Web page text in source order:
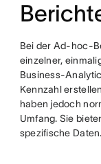
Bei der Ad-hoc-
einzelner,
Business-
Kennzahl
haben jedoch
Umfang. Sie
spezifische Daten.